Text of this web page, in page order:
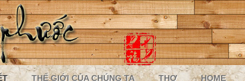
THẾ GIỚI CỦA CHÚNG TA THƠ HOME